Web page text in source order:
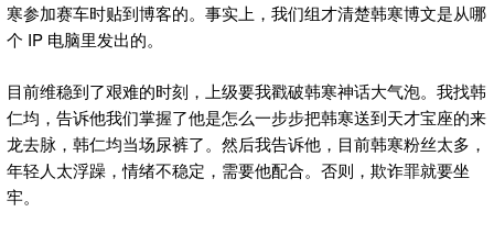
寒参加赛车时贴到博客的。事实上，我们组才清楚韩寒博文是从哪
个 IP 电脑里发出的。
目前维稳到了艰难的时刻，上级要我戳破韩寒神话大气泡。我找韩
仁均，告诉他我们掌握了他是怎么一步步把韩寒送到天才宝座的来
龙去脉，韩仁均当场尿裤了。然后我告诉他，目前韩寒粉丝太多，
年轻人太浮躁，情绪不稳定，需要他配合。否则，欺诈罪就要坐
牢。